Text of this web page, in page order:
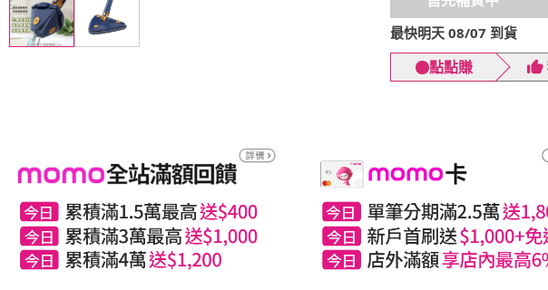
最快明天 08/07 到貨
點點賺